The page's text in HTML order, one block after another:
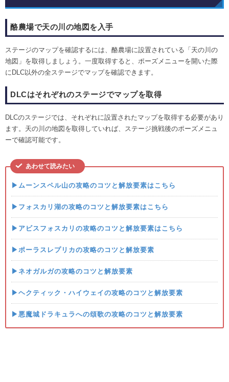
酪農場で天の川の地図を入手
ステージのマップを確認するには、酪農場に設置されている「天の川の
地図」を取得しましょう。一度取得すると、ポーズメニューを開いた際
にDLC以外の全ステージでマップを確認できます。
DLCはそれぞれのステージでマップを取得
DLCのステージでは、それぞれに設置されたマップを取得する必要があり
ます。天の川の地図を取得していれば、ステージ挑戦後のポーズメニュ
ーで確認可能です。
あわせて読みたい
▶ムーンスペル山の攻略のコツと解放要素はこちら
▶フォスカリ湖の攻略のコツと解放要素はこちら
▶アビスフォスカリの攻略のコツと解放要素はこちら
▶ポーラスレプリカの攻略のコツと解放要素
▶ネオガルガの攻略のコツと解放要素
▶ヘクティック・ハイウェイの攻略のコツと解放要素
▶悪魔城ドラキュラへの頌歌の攻略のコツと解放要素